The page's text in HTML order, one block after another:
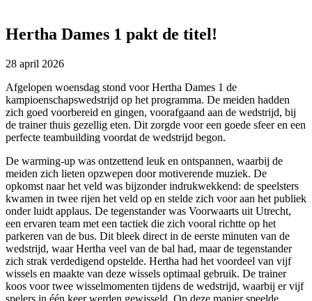
Hertha Dames 1 pakt de titel!
28 april 2026
Afgelopen woensdag stond voor Hertha Dames 1 de
kampioenschapswedstrijd op het programma. De meiden hadden
zich goed voorbereid en gingen, voorafgaand aan de wedstrijd, bij
de trainer thuis gezellig eten. Dit zorgde voor een goede sfeer en een
perfecte teambuilding voordat de wedstrijd begon.
De warming-up was ontzettend leuk en ontspannen, waarbij de
meiden zich lieten opzwepen door motiverende muziek. De
opkomst naar het veld was bijzonder indrukwekkend: de speelsters
kwamen in twee rijen het veld op en stelde zich voor aan het publiek
onder luidt applaus. De tegenstander was Voorwaarts uit Utrecht,
een ervaren team met een tactiek die zich vooral richtte op het
parkeren van de bus. Dit bleek direct in de eerste minuten van de
wedstrijd, waar Hertha veel van de bal had, maar de tegenstander
zich strak verdedigend opstelde. Hertha had het voordeel van vijf
wissels en maakte van deze wissels optimaal gebruik. De trainer
koos voor twee wisselmomenten tijdens de wedstrijd, waarbij er vijf
spelers in één keer werden gewisseld. Op deze manier speelde